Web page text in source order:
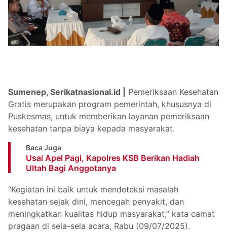
Sumenep, Serikatnasional.id |
Pemeriksaan Kesehatan
Gratis merupakan program pemerintah, khususnya di
Puskesmas, untuk memberikan layanan pemeriksaan
kesehatan tanpa biaya kepada masyarakat.
Baca Juga
Usai Apel Pagi, Kapolres KSB Berikan Hadiah
Ultah Bagi Anggotanya
“Kegiatan ini baik untuk mendeteksi masalah
kesehatan sejak dini, mencegah penyakit, dan
meningkatkan kualitas hidup masyarakat,” kata camat
pragaan di sela-sela acara, Rabu (09/07/2025).